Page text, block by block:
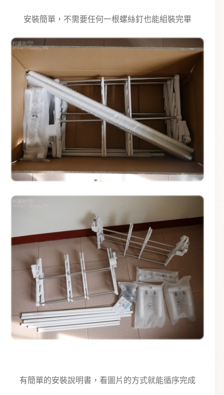
安裝簡單，不需要任何一根螺絲釘也能組裝完畢
有簡單的安裝說明書，看圖片的方式就能循序完成